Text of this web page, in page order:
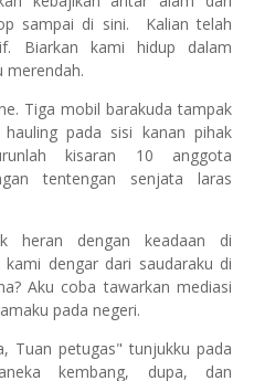
sampai di sini.
Kalian telah
Biarkan kami hidup dalam
merendah.
Tiga mobil barakuda tampak
pada sisi kanan pihak
kisaran 10 anggota
tentengan senjata laras
heran dengan keadaan di
dengar dari saudaraku di
Aku coba tawarkan mediasi
pada negeri.
Tuan petugas" tunjukku pada
kembang, dupa, dan